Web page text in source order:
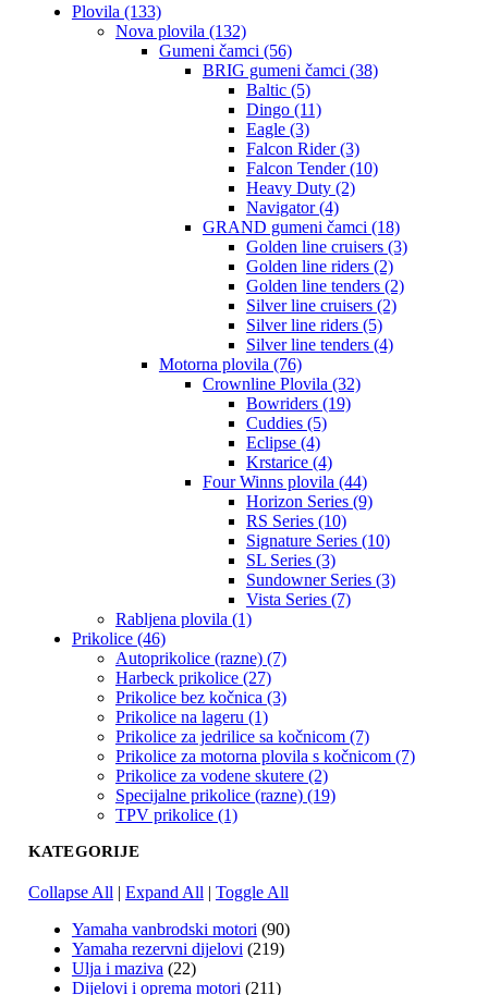
Plovila (133)
Nova plovila (132)
Gumeni čamci (56)
BRIG gumeni čamci (38)
Baltic (5)
Dingo (11)
Eagle (3)
Falcon Rider (3)
Falcon Tender (10)
Heavy Duty (2)
Navigator (4)
GRAND gumeni čamci (18)
Golden line cruisers (3)
Golden line riders (2)
Golden line tenders (2)
Silver line cruisers (2)
Silver line riders (5)
Silver line tenders (4)
Motorna plovila (76)
Crownline Plovila (32)
Bowriders (19)
Cuddies (5)
Eclipse (4)
Krstarice (4)
Four Winns plovila (44)
Horizon Series (9)
RS Series (10)
Signature Series (10)
SL Series (3)
Sundowner Series (3)
Vista Series (7)
Rabljena plovila (1)
Prikolice (46)
Autoprikolice (razne) (7)
Harbeck prikolice (27)
Prikolice bez kočnica (3)
Prikolice na lageru (1)
Prikolice za jedrilice sa kočnicom (7)
Prikolice za motorna plovila s kočnicom (7)
Prikolice za vodene skutere (2)
Specijalne prikolice (razne) (19)
TPV prikolice (1)
KATEGORIJE
Collapse All | Expand All | Toggle All
Yamaha vanbrodski motori (90)
Yamaha rezervni dijelovi (219)
Ulja i maziva (22)
Dijelovi i oprema motori (211)